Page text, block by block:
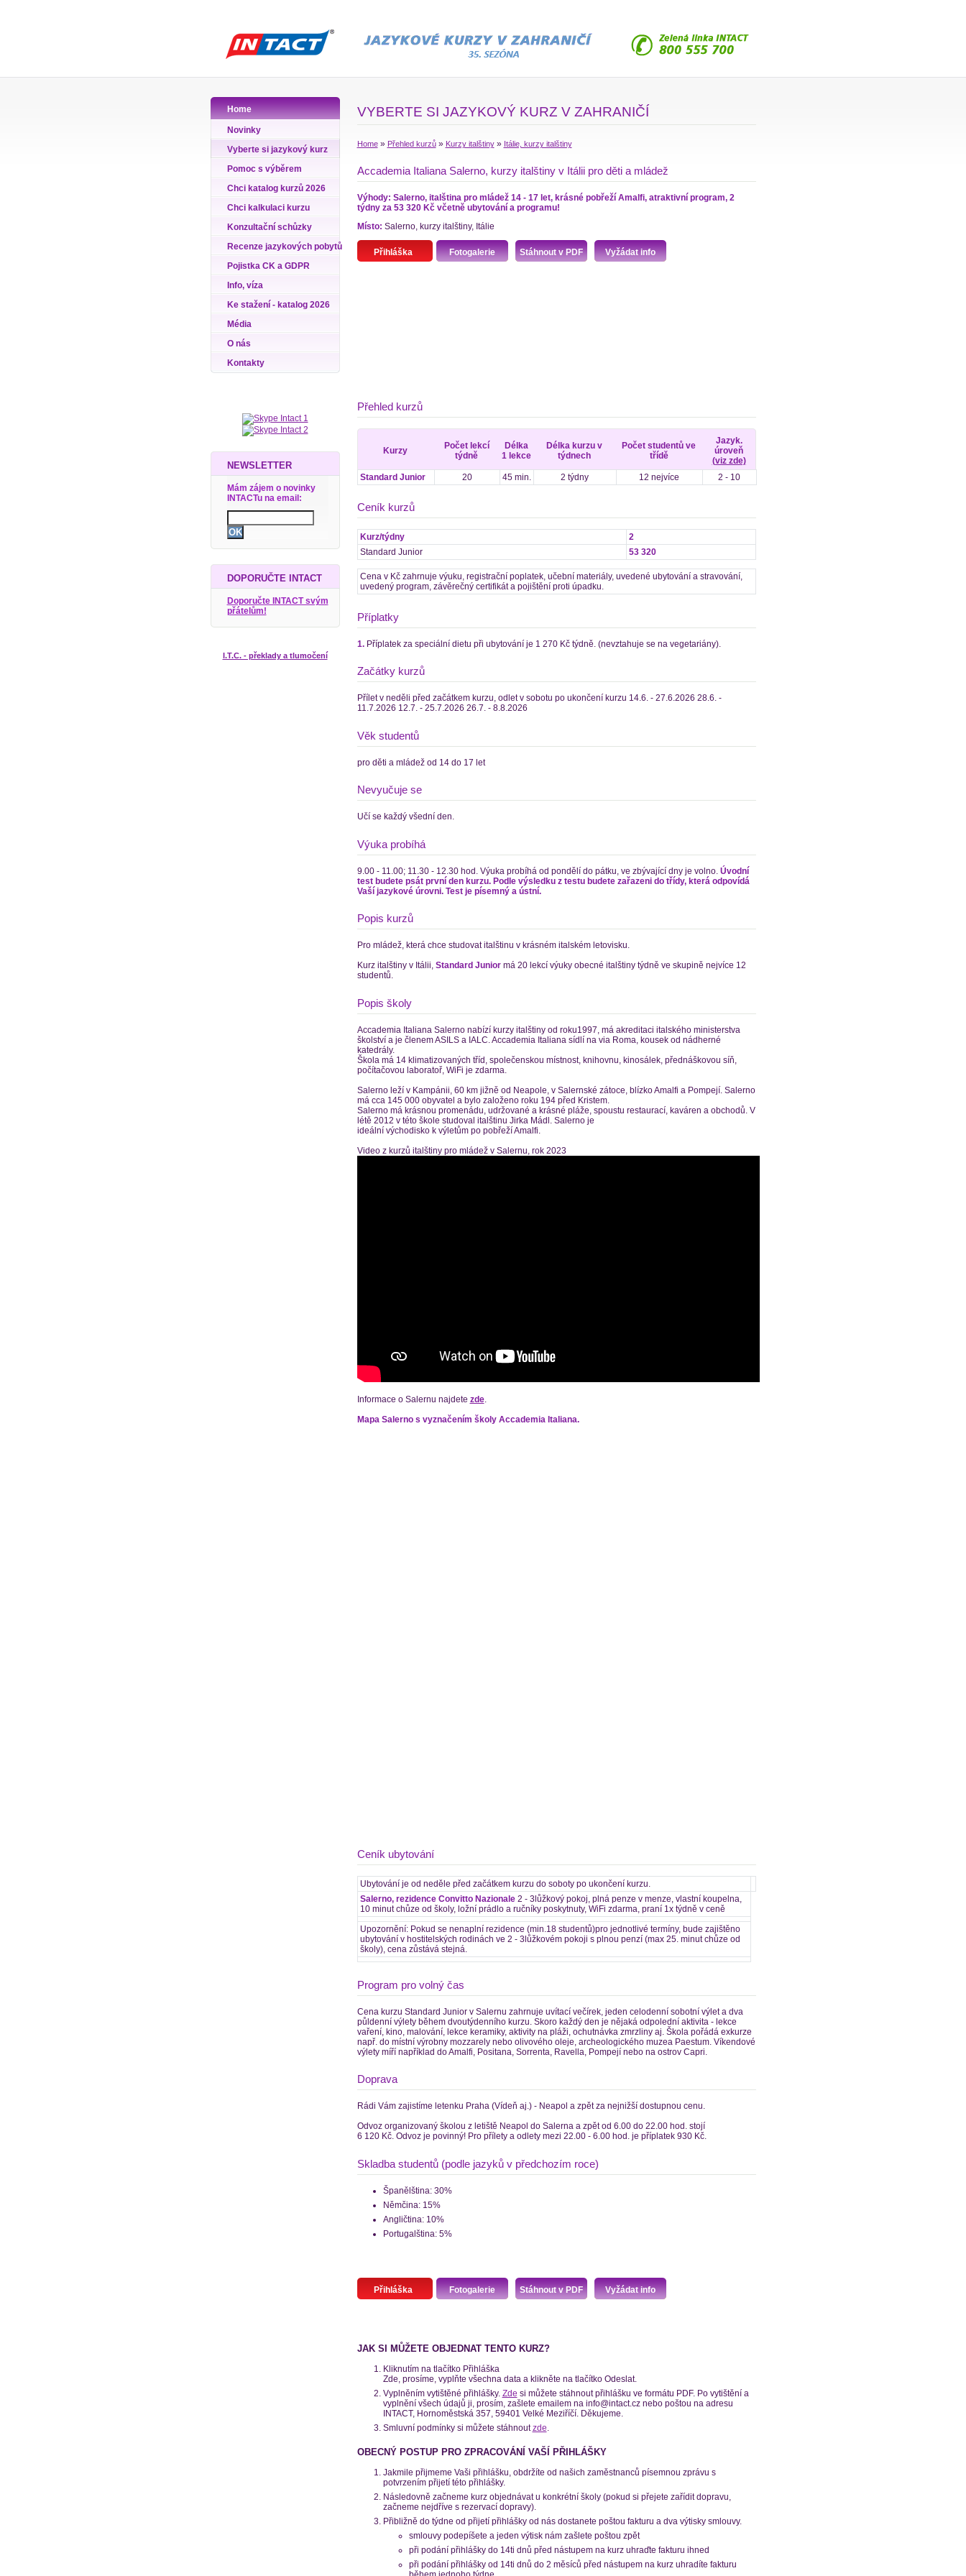
Home
Novinky
Vyberte si jazykový kurz
Pomoc s výběrem
Chci katalog kurzů 2026
Chci kalkulaci kurzu
Konzultační schůzky
Recenze jazykových pobytů
Pojistka CK a GDPR
Info, víza
Ke stažení - katalog 2026
Média
O nás
Kontakty
NEWSLETTER
Mám zájem o novinky
INTACTu na email:
DOPORUČTE INTACT
Doporučte INTACT svým
přátelům!
I.T.C. - překlady a tlumočení
VYBERTE SI JAZYKOVÝ KURZ V ZAHRANIČÍ
Home» Přehled kurzů» Kurzy italštiny» Itálie, kurzy italštiny
Accademia Italiana Salerno, kurzy italštiny v Itálii pro děti a mládež
Výhody: Salerno, italština pro mládež 14 - 17 let, krásné pobřeží Amalfi, atraktivní program, 2
týdny za 53 320 Kč včetně ubytování a programu!
Místo: Salerno, kurzy italštiny, Itálie
Přihláška Fotogalerie Stáhnout v PDF Vyžádat info
Přehled kurzů
Kurzy
Počet lekcí
týdně
Délka
1 lekce
Délka kurzu v
týdnech
Počet studentů ve
třídě
Jazyk.
úroveň
(viz zde)
Standard Junior
20 45 min. 2 týdny 12 nejvíce 2 - 10
Ceník kurzů
Kurz/týdny
2
Standard Junior
53 320
Cena v Kč zahrnuje výuku, registrační poplatek, učební materiály, uvedené ubytování a stravování,
uvedený program, závěrečný certifikát a pojištění proti úpadku.
Příplatky
1.Příplatek za speciální dietu při ubytování je 1 270 Kč týdně. (nevztahuje se na vegetariány).
Začátky kurzů
Přílet v neděli před začátkem kurzu, odlet v sobotu po ukončení kurzu 14.6. - 27.6.2026 28.6. -
11.7.2026 12.7. - 25.7.2026 26.7. - 8.8.2026
Věk studentů
pro děti a mládež od 14 do 17 let
Nevyučuje se
Učí se každý všední den.
Výuka probíhá
9.00 - 11.00; 11.30 - 12.30 hod. Výuka probíhá od pondělí do pátku, ve zbývající dny je volno. Úvodní
test budete psát první den kurzu. Podle výsledku z testu budete zařazeni do třídy, která odpovídá
Vaší jazykové úrovni. Test je písemný a ústní.
Popis kurzů
Pro mládež, která chce studovat italštinu v krásném italském letovisku.
Kurz italštiny v Itálii, Standard Juniormá 20 lekcí výuky obecné italštiny týdně ve skupině nejvíce 12
studentů.
Popis školy
Accademia Italiana Salerno nabízí kurzy italštiny od roku1997, má akreditaci italského ministerstva
školství a je členem ASILS a IALC. Accademia Italiana sídlí na via Roma, kousek od nádherné
katedrály.
Škola má 14 klimatizovaných tříd, společenskou místnost, knihovnu, kinosálek, přednáškovou síň,
počítačovou laboratoř, WiFi je zdarma.
Salerno leží v Kampánii, 60 km jižně od Neapole, v Salernské zátoce, blízko Amalfi a Pompejí. Salerno
má cca 145 000 obyvatel a bylo založeno roku 194 před Kristem.
Salerno má krásnou promenádu, udržované a krásné pláže, spoustu restaurací, kaváren a obchodů. V
létě 2012 v této škole studoval italštinu Jirka Mádl. Salerno je
ideální východisko k výletům po pobřeží Amalfi.
Video z kurzů italštiny pro mládež v Salernu, rok 2023
Informace o Salernu najdete zde.
Mapa Salerno s vyznačením školy Accademia Italiana.
Ceník ubytování
Ubytování je od neděle před začátkem kurzu do soboty po ukončení kurzu.
Salerno, rezidence Convitto Nazionale2 - 3lůžkový pokoj, plná penze v menze, vlastní koupelna,
10 minut chůze od školy, ložní prádlo a ručníky poskytnuty, WiFi zdarma, praní 1x týdně v ceně
Upozornění: Pokud se nenaplní rezidence (min.18 studentů)pro jednotlivé termíny, bude zajištěno
ubytování v hostitelských rodinách ve 2 - 3lůžkovém pokoji s plnou penzí (max 25. minut chůze od
školy), cena zůstává stejná.
Program pro volný čas
Cena kurzu Standard Junior v Salernu zahrnuje uvítací večírek, jeden celodenní sobotní výlet a dva
půldenní výlety během dvoutýdenního kurzu. Skoro každý den je nějaká odpolední aktivita - lekce
vaření, kino, malování, lekce keramiky, aktivity na pláži, ochutnávka zmrzliny aj. Škola pořádá exkurze
např. do místní výrobny mozzarely nebo olivového oleje, archeologického muzea Paestum. Víkendové
výlety míří například do Amalfi, Positana, Sorrenta, Ravella, Pompejí nebo na ostrov Capri.
Doprava
Rádi Vám zajistíme letenku Praha (Vídeň aj.) - Neapol a zpět za nejnižší dostupnou cenu.
Odvoz organizovaný školou z letiště Neapol do Salerna a zpět od 6.00 do 22.00 hod. stojí
6 120 Kč. Odvoz je povinný! Pro přílety a odlety mezi 22.00 - 6.00 hod. je příplatek 930 Kč.
Skladba studentů (podle jazyků v předchozím roce)
Španělština: 30%
Němčina: 15%
Angličtina: 10%
Portugalština: 5%
Přihláška Fotogalerie Stáhnout v PDF Vyžádat info
JAK SI MŮŽETE OBJEDNAT TENTO KURZ?
Kliknutím na tlačítko Přihláška
Zde, prosíme, vyplňte všechna data a klikněte na tlačítko Odeslat.
Vyplněním vytištěné přihlášky. Zde si můžete stáhnout přihlášku ve formátu PDF. Po vytištění a
vyplnění všech údajů ji, prosím, zašlete emailem na info@intact.cz nebo poštou na adresu
INTACT, Hornoměstská 357, 59401 Velké Meziříčí. Děkujeme.
Smluvní podmínky si můžete stáhnoutzde
OBECNÝ POSTUP PRO ZPRACOVÁNÍ VAŠÍ PŘIHLÁŠKY
Jakmile přijmeme Vaši přihlášku, obdržíte od našich zaměstnanců písemnou zprávu s
potvrzením přijetí této přihlášky.
Následovně začneme kurz objednávat u konkrétní školy (pokud si přejete zařídit dopravu,
začneme nejdříve s rezervací dopravy).
Přibližně do týdne od přijetí přihlášky od nás dostanete poštou fakturu a dva výtisky smlouvy.
smlouvy podepíšete a jeden výtisk nám zašlete poštou zpět
při podání přihlášky do 14ti dnů před nástupem na kurz uhraďte fakturu ihned
při podání přihlášky od 14ti dnů do 2 měsíců před nástupem na kurz uhradíte fakturu